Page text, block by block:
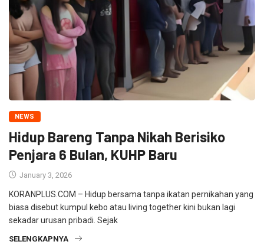
NEWS
Hidup Bareng Tanpa Nikah Berisiko
Penjara 6 Bulan, KUHP Baru
January 3, 2026
KORANPLUS.COM – Hidup bersama tanpa ikatan pernikahan yang
biasa disebut kumpul kebo atau living together kini bukan lagi
sekadar urusan pribadi. Sejak
SELENGKAPNYA